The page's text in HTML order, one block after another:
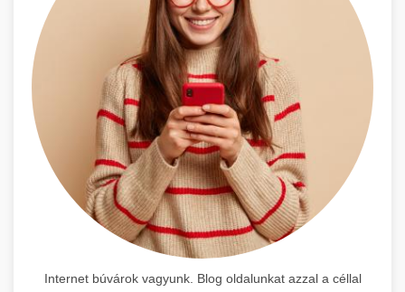
Internet búvárok vagyunk. Blog oldalunkat azzal a céllal